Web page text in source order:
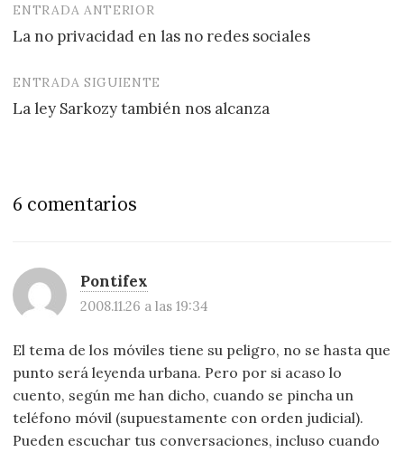
Navegación
de
entradas
ENTRADA ANTERIOR
La no privacidad en las no redes sociales
ENTRADA SIGUIENTE
La ley Sarkozy también nos alcanza
6 comentarios
Pontifex
2008.11.26 a las 19:34
El tema de los móviles tiene su peligro, no se hasta que
punto será leyenda urbana. Pero por si acaso lo
cuento, según me han dicho, cuando se pincha un
teléfono móvil (supuestamente con orden judicial).
Pueden escuchar tus conversaciones, incluso cuando